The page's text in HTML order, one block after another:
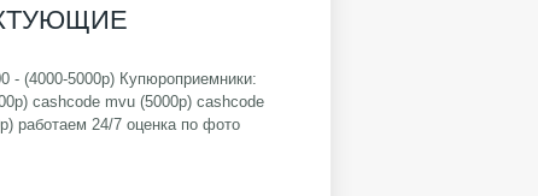
- (4000-5000р) Купюроприемники:
cashcode mvu (5000р) cashcode
работаем 24/7 оценка по фото